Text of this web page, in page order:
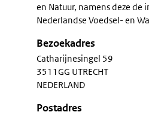
en Natuur, namens deze de
Nederlandse Voedsel- en
Bezoekadres
Catharijnesingel 59
3511GG UTRECHT
NEDERLAND
Postadres